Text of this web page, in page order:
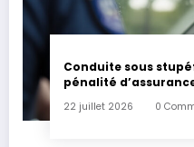
Conduite sous
pénalité
22 juillet 2026 0